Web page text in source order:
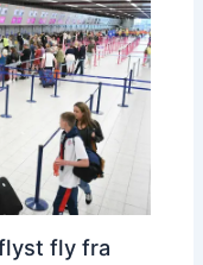
fly fra